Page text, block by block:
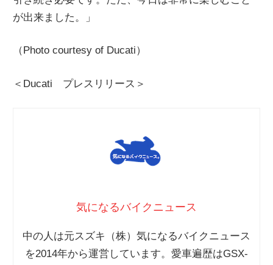
が出来ました。」
（Photo courtesy of Ducati）
＜Ducati プレスリリース＞
気になるバイクニュース
中の人は元スズキ（株）気になるバイクニュース
を2014年から運営しています。愛車遍歴はGSX-